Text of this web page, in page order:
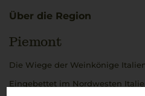
Über die Region
Piemont
Die Wiege der Weinkönige
Eingebettet im Nordwesten